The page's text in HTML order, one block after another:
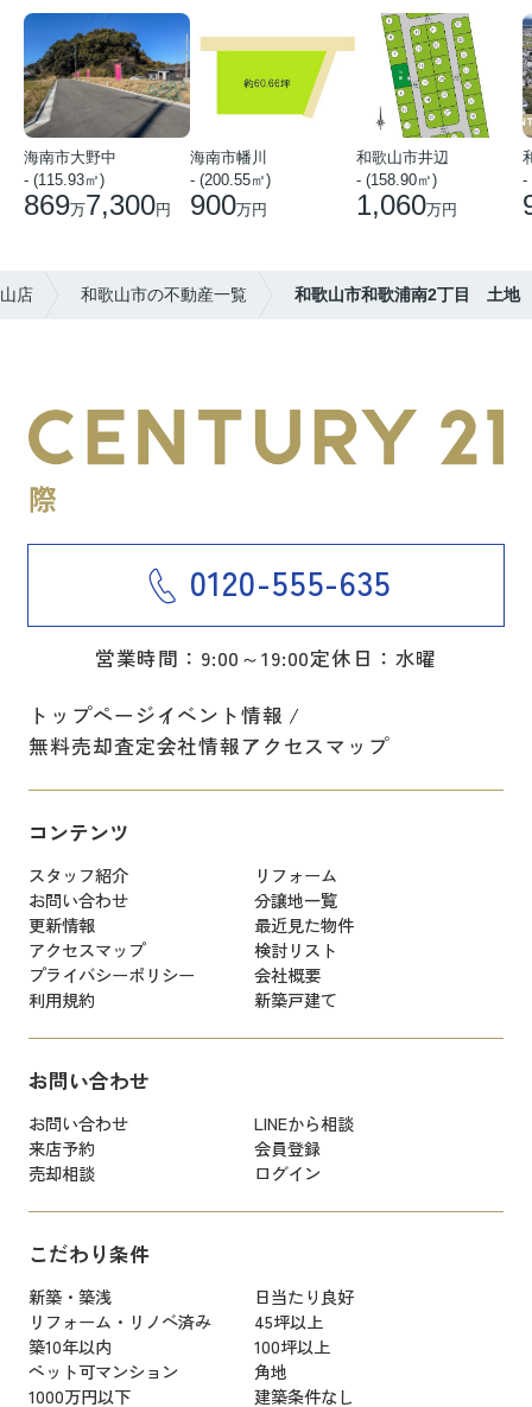
海南市大野中
- (115.93㎡)
869万7,300円
海南市幡川
- (200.55㎡)
900万円
和歌山市井辺
- (158.90㎡)
1,060万円
-
店 和歌山市の不動産一覧 和歌山市和歌浦南2丁目 土地
0120-555-635
営業時間：9:00～19:00定休日：水曜
トップページイベント情報
無料売却査定会社情報アクセスマップ
コンテンツ
スタッフ紹介
リフォーム
お問い合わせ
分譲地一覧
更新情報
最近見た物件
アクセスマップ
検討リスト
プライバシーポリシー
会社概要
利用規約
新築戸建て
お問い合わせ
お問い合わせ
LINEから相談
来店予約
会員登録
売却相談
ログイン
こだわり条件
新築・築浅
日当たり良好
リフォーム・リノベ済み
45坪以上
築10年以内
100坪以上
ペット可マンション
角地
1000万円以下
建築条件なし